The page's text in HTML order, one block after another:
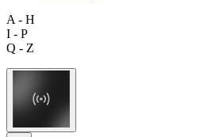
A - H
I - P
Q - Z